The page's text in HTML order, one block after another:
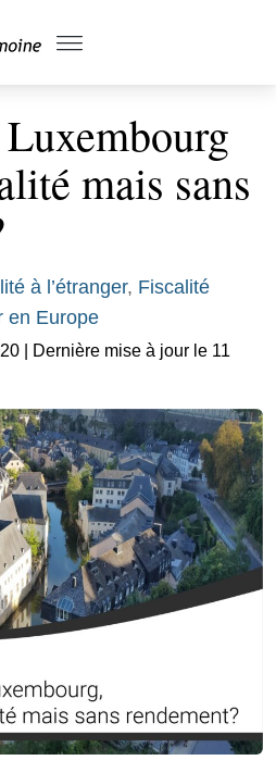
mais sans
à l’étranger, Fiscalité
en Europe
| Dernière mise à jour le 11